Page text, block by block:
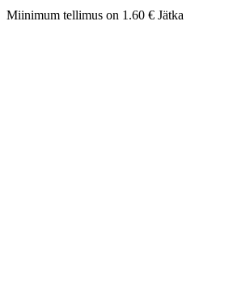
Miinimum tellimus on 1.60 € Jätka